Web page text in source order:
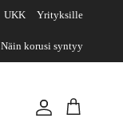
UKK Yrityksille
Näin korusi syntyy
AccountCart